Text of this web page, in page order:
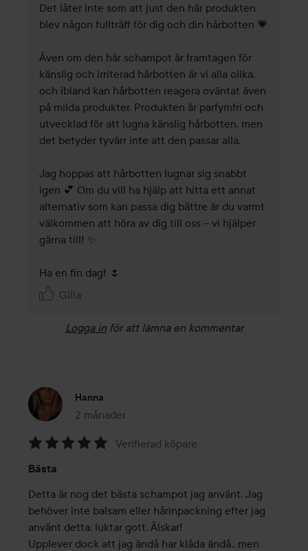
Det låter inte som att just den här produkten
blev någon fullträff för dig och din hårbotten 💗
Även om den här schampot är framtagen för
känslig och irriterad hårbotten är vi alla olika,
och ibland kan hårbotten reagera oväntat även
på milda produkter. Produkten är parfymfri och
utvecklad för att lugna känslig hårbotten, men
det betyder tyvärr inte att den passar alla.
Jag hoppas att hårbotten lugnar sig snabbt
igen 💕 Om du vill ha hjälp att hitta ett annat
alternativ som kan passa dig bättre är du varmt
välkommen att höra av dig till oss – vi hjälper
gärna till! ✨
Ha en fin dag! 🌷
Gilla
Logga in för att lämna en kommentar
Hanna
2 månader
Inlägget skapades 2 månader
5
av
5
Verifierad köpare
Bästa
Detta är nog det bästa schampot jag använt. Jag
behöver inte balsam eller hårinpackning efter jag
använt detta, luktar gott. Älskar!
Upplever dock att jag ändå har klåda ändå.. men